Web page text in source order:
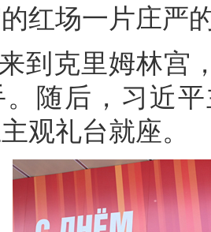
红场一片庄严
到克里姆林宫
。随后，习近
观礼台就座。